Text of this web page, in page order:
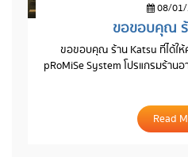
08/01/
ขอขอบคุณ
ขอขอบคุณ ร้าน Katsu ที่ได้ให้
pRoMiSe System โปรแกรมร้าน
Read